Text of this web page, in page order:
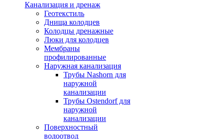
Канализация и дренаж
Геотекстиль
Днища колодцев
Колодцы дренажные
Люки для колодцев
Мембраны
профилированные
Наружная канализация
Трубы Nashorn для
наружной
канализации
Трубы Ostendorf для
наружной
канализации
Поверхностный
водоотвод